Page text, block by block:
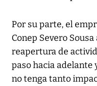
Por su parte, el
Conep Severo
reapertura de
paso hacia adelante
no tenga tanto